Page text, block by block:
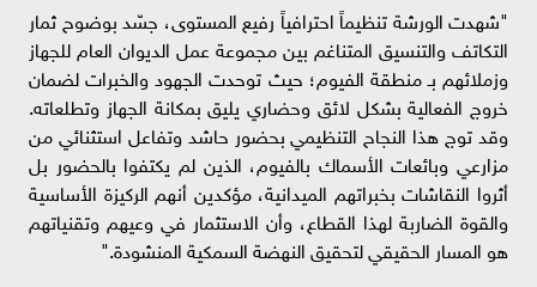
"شهدت الورشة تنظيماً احترافياً رفيع المستوى، جسّد بوضوح ثمار
التكاتف والتنسيق المتناغم بين مجموعة عمل الديوان العام للجهاز
وزملائهم بـ منطقة الفيوم؛ حيث توحدت الجهود والخبرات لضمان
خروج الفعالية بشكل لائق وحضاري يليق بمكانة الجهاز وتطلعاته.
وقد توج هذا النجاح التنظيمي بحضور حاشد وتفاعل استثنائي من
مزارعي وبائعات الأسماك بالفيوم، الذين لم يكتفوا بالحضور بل
أثروا النقاشات بخبراتهم الميدانية، مؤكدين أنهم الركيزة الأساسية
والقوة الضاربة لهذا القطاع، وأن الاستثمار في وعيهم وتقنياتهم
هو المسار الحقيقي لتحقيق النهضة السمكية المنشودة."